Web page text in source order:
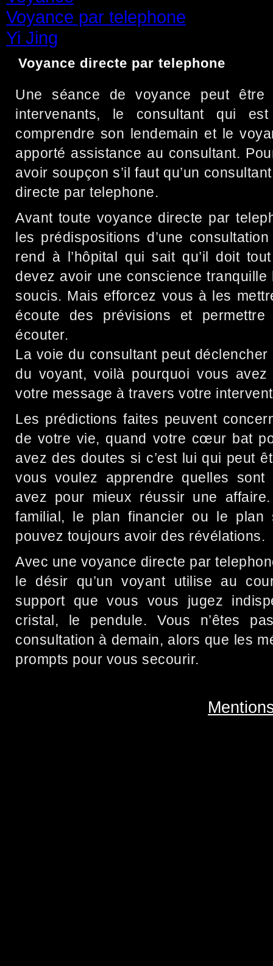
Voyance par telephone
Yi Jing
Voyance directe par telephone
Une séance de voyance peut
intervenants, le consultant qui
comprendre son lendemain et le
apporté assistance au consultant.
avoir soupçon s’il faut qu’un
directe par telephone.
Avant toute voyance directe par
les prédispositions d’une
rend à l’hôpital qui sait qu’il doit tout
devez avoir une conscience
soucis. Mais efforcez vous à les
écoute des prévisions et
écouter.
La voie du consultant peut
du voyant, voilà pourquoi vous
votre message à travers votre
Les prédictions faites peuvent
de votre vie, quand votre cœur bat
avez des doutes si c’est lui qui peut
vous voulez apprendre quelles
avez pour mieux réussir une
familial, le plan financier ou le plan
pouvez toujours avoir des révélations.
Avec une voyance directe par
le désir qu’un voyant utilise au
support que vous vous jugez
cristal, le pendule. Vous n’êtes
consultation à demain, alors que les
prompts pour vous secourir.